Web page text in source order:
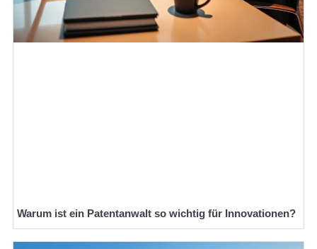
Warum ist ein Patentanwalt so wichtig für Innovationen?